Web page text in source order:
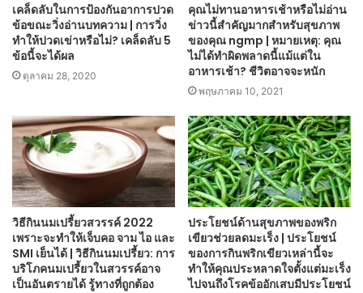
เคล็ดลับในการป้องกันอาการปวด
ข้อขณะวิ่งอ่านบทความ | การวิ่ง
ทำให้ปวดเข่าหรือไม่? เคล็ดลับ 5
ข้อนี้จะได้ผล
ตุลาคม 28, 2020
คุณไม่ทานอาหารเช้าหรือไม่อ่าน
ข่าวนี้สำคัญมากสำหรับสุขภาพ
ของคุณ ngmp | หมายเหตุ: คุณ
ไม่ได้ทำผิดพลาดนี้แม้แต่ใน
อาหารเช้า? ชีวิตอาจจะหนัก
พฤษภาคม 10, 2021
วิธีกินนมเปรี้ยวสวรรค์ 2022
เพราะจะทำให้เจ็บคอ จาม ไอ และ
SMI เย็นได้ | วิธีกินนมเปรี้ยว: การ
บริโภคนมเปรี้ยวในสวรรค์อาจ
เป็นอันตรายได้ รู้ทางที่ถูกต้อง
ประโยชน์ด้านสุขภาพของพริก
เขียวช่วยลดมะเร็ง | ประโยชน์
ของการกินพริกเขียวเหล่านี้จะ
ทำให้คุณประหลาดใจตั้งแต่มะเร็ง
ไปจนถึงโรคข้ออักเสบมีประโยชน์